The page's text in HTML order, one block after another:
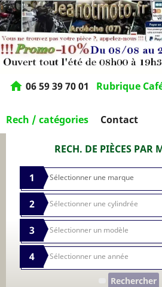
home 06 59 39 70 01 Rubrique
Rech / catégories Contact
RECH. DE PIÈCES PAR
1
2
3
4
Rechercher